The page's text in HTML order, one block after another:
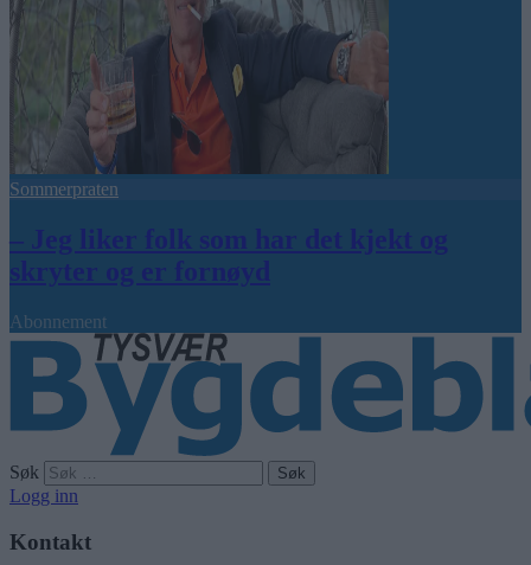
Sommerpraten
– Jeg liker folk som har det kjekt og
skryter og er fornøyd
Abonnement
Søk
Logg inn
Kontakt